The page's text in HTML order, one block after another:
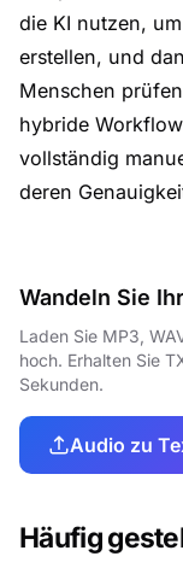
die KI nutzen,
erstellen, und
Menschen
hybride
vollständig
deren
Wandeln Sie
Laden Sie MP3,
hoch. Erhalten Sie
Sekunden.
Audio zu
Häufig